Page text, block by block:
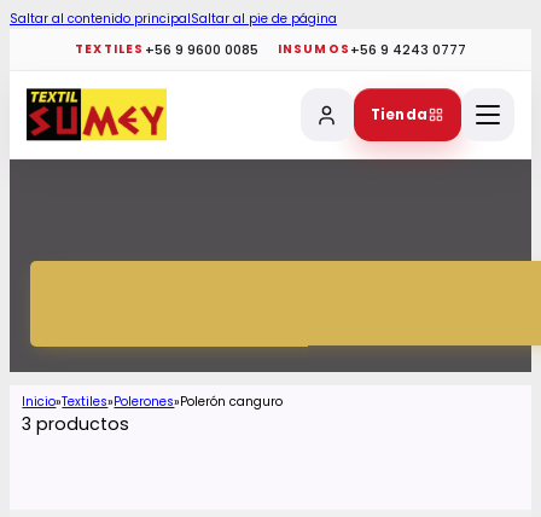
Saltar al contenido principalSaltar al pie de página
TEXTILES +56 9 9600 0085 INSUMOS +56 9 4243 0777
Tienda
Inicio Textiles Polerones Polerón canguro
3 productos